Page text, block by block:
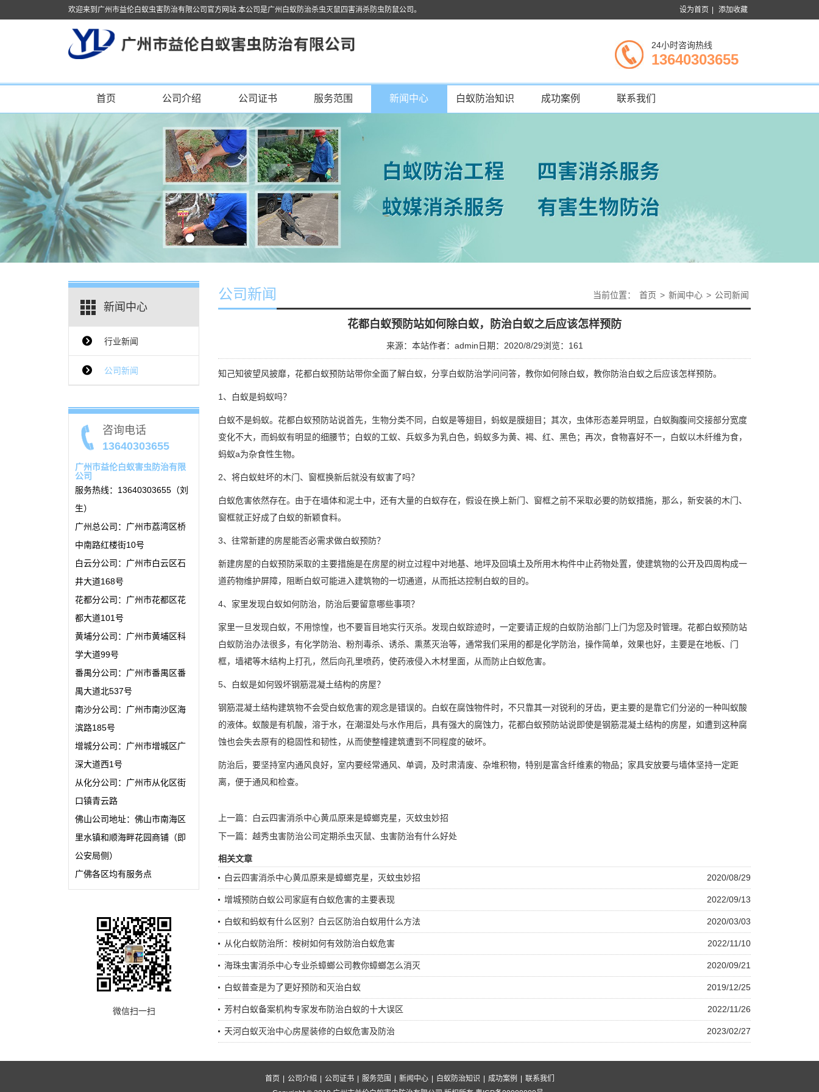
欢迎来到广州市益伦白蚁虫害防治有限公司官方网站.本公司是广州白蚁防治杀虫灭鼠四害消杀防虫防鼠公司。 设为首页 添加收藏
24小时咨询热线
13640303655
首页 公司介绍 公司证书 服务范围 新闻中心 白蚁防治知识 成功案例 联系我们
新闻中心
{$ClassName_en}
行业新闻
公司新闻
咨询电话
13640303655
广州市益伦白蚁害虫防治有限
公司
服务热线：13640303655（刘
生）
广州总公司：广州市荔湾区桥
中南路红楼街10号
白云分公司：广州市白云区石
井大道168号
花都分公司：广州市花都区花
都大道101号
黄埔分公司：广州市黄埔区科
学大道99号
番禺分公司：广州市番禺区番
禺大道北537号
南沙分公司：广州市南沙区海
滨路185号
增城分公司：广州市增城区广
深大道西1号
从化分公司：广州市从化区街
口镇青云路
佛山公司地址：佛山市南海区
里水镇和顺海畔花园商铺（即
公安局侧）
广佛各区均有服务点
微信扫一扫
公司新闻 当前位置： 首页 > 新闻中心 > 公司新闻
花都白蚁预防站如何除白蚁，防治白蚁之后应该怎样预防
来源：本站作者：admin 日期：2020/8/29浏览： 161
知己知彼望风披靡，花都白蚁预防站带你全面了解白蚁，分享白蚁防治学问问答，教你如何除白蚁，教你防治白蚁之后应该怎样预防。
1、白蚁是蚂蚁吗？
白蚁不是蚂蚁。花都白蚁预防站说首先，生物分类不同，白蚁是等翅目，蚂蚁是膜翅目；其次，虫体形态差异明显，白蚁胸腹间交接部分宽度
变化不大，而蚂蚁有明显的细腰节；白蚁的工蚁、兵蚁多为乳白色，蚂蚁多为黄、褐、红、黑色；再次，食物喜好不一，白蚁以木纤维为食，
蚂蚁a为杂食性生物。
2、将白蚁蛀坏的木门、窗框换新后就没有蚁害了吗？
白蚁危害依然存在。由于在墙体和泥土中，还有大量的白蚁存在，假设在换上新门、窗框之前不采取必要的防蚁措施，那么，新安装的木门、
窗框就正好成了白蚁的新颖食料。
3、往常新建的房屋能否必需求做白蚁预防？
新建房屋的白蚁预防采取的主要措施是在房屋的树立过程中对地基、地坪及回填土及所用木构件中止药物处置，使建筑物的公开及四周构成一
道药物维护屏障，阻断白蚁可能进入建筑物的一切通道，从而抵达控制白蚁的目的。
4、家里发现白蚁如何防治，防治后要留意哪些事项？
家里一旦发现白蚁，不用惊惶，也不要盲目地实行灭杀。发现白蚁踪迹时，一定要请正规的白蚁防治部门上门为您及时管理。花都白蚁预防站
白蚁防治办法很多，有化学防治、粉剂毒杀、诱杀、熏蒸灭治等，通常我们采用的都是化学防治，操作简单，效果也好，主要是在地板、门
框，墙裙等木结构上打孔，然后向孔里喷药，使药液侵入木材里面，从而防止白蚁危害。
5、白蚁是如何毁坏钢筋混凝土结构的房屋？
钢筋混凝土结构建筑物不会受白蚁危害的观念是错误的。白蚁在腐蚀物件时，不只靠其一对锐利的牙齿，更主要的是靠它们分泌的一种叫蚁酸
的液体。蚁酸是有机酸，溶于水，在潮湿处与水作用后，具有强大的腐蚀力，花都白蚁预防站说即使是钢筋混凝土结构的房屋，如遭到这种腐
蚀也会失去原有的稳固性和韧性，从而使整幢建筑遭到不同程度的破坏。
防治后，要坚持室内通风良好，室内要经常通风、单调，及时肃清废、杂堆积物，特别是富含纤维素的物品；家具安放要与墙体坚持一定距
离，便于通风和检查。
上一篇： 白云四害消杀中心黄瓜原来是蟑螂克星，灭蚊虫妙招
下一篇：越秀虫害防治公司定期杀虫灭鼠、虫害防治有什么好处
相关文章
2020/08/29
白云四害消杀中心黄瓜原来是蟑螂克星，灭蚊虫妙招
2022/09/13
增城预防白蚁公司家庭有白蚁危害的主要表现
2020/03/03
白蚁和蚂蚁有什么区别？白云区防治白蚁用什么方法
2022/11/10
从化白蚁防治所：桉树如何有效防治白蚁危害
2020/09/21
海珠虫害消杀中心专业杀蟑螂公司教你蟑螂怎么消灭
2019/12/25
白蚁普查是为了更好预防和灭治白蚁
2022/11/26
芳村白蚁备案机构专家发布防治白蚁的十大误区
2023/02/27
天河白蚁灭治中心房屋装修的白蚁危害及防治
首页 公司介绍 公司证书 服务范围 新闻中心 白蚁防治知识 成功案例
联系我们